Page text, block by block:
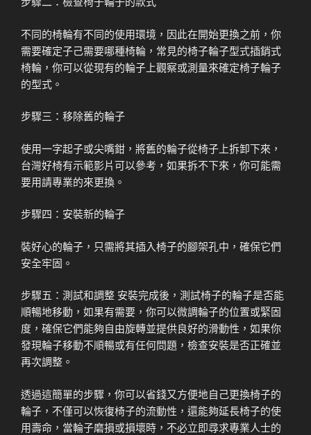
不同的椅輪有不同的使用環境，因此在開始更換之前，你
需要確定子己需要哪種椅輪，常見的椅子輪子型式插銷式
椅輪，你可以從現有的輪子上觀察或測量來確定椅子輪子
的型式。
步驟三：移除舊的輪子
使用一字起子或尖嘴鉗，將舊的輪子從椅子上拆卸下來，
台灣好椅有示範影片可以參考，如果拆不下來，你可能需
要用請專業的來更換。
步驟四：安裝新的輪子
裝好心的輪子，只需將其插入椅子的腳架孔中，確保它們
安全牢固。
步驟五：測試和調整 安裝完成後，測試椅子的輪子是否能
順暢地移動，如果有需要，你可以微調輪子的位置或緊固
度，確保它們能夠自由旋轉並提供良好的滑動性，如果你
發現輪子移動不順暢或有任何問題，檢查安裝是否正確並
再次調整。
透過這簡單的步驟，你可以省錢又方便地自己更換椅子的
輪子，不僅可以恢復椅子的流動性，還能夠延長椅子的使
用壽命，當輪子磨損或損壞時，不必立即尋求專業人士的